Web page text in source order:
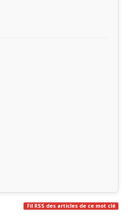
Fil RSS des articles de ce mot clé